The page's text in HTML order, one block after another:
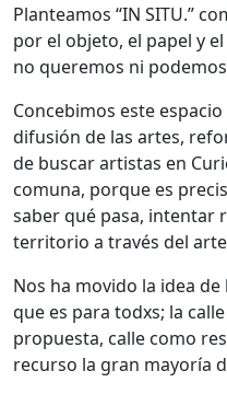
Planteamos “IN SITU.”
por el objeto, el papel y
no queremos ni
Concebimos este
difusión de las artes,
de buscar artistas en
comuna, porque es
saber qué pasa, intentar
territorio a través del
Nos ha movido la idea
que es para todxs; la
propuesta, calle como
recurso la gran mayoría